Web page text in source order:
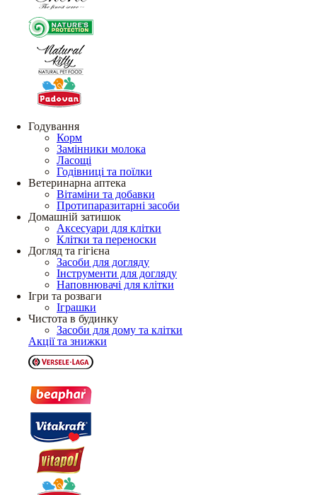
Годування
Корм
Замінники молока
Ласощі
Годівниці та поїлки
Ветеринарна аптека
Вітаміни та добавки
Протипаразитарні засоби
Домашній затишок
Аксесуари для клітки
Клітки та переноски
Догляд та гігієна
Засоби для догляду
Інструменти для догляду
Наповнювачі для клітки
Ігри та розваги
Іграшки
Чистота в будинку
Засоби для дому та клітки
Акції та знижки